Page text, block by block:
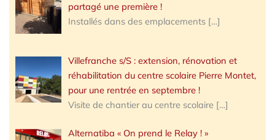
partagé une première !
Installés dans des emplacements […]
Villefranche s/S : extension, rénovation et
réhabilitation du centre scolaire Pierre Montet,
pour une rentrée en septembre !
Visite de chantier au centre scolaire […]
Alternatiba « On prend le Relay ! »